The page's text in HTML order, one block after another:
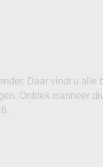
Daar vindt u alle
Ontdek wanneer